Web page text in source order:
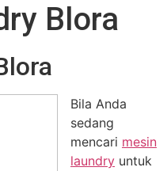
Blora
Bila Anda
sedang
mencari mesin
laundry untuk